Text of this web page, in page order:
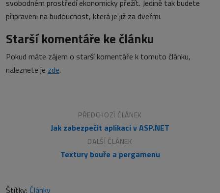
svobodném prostředí ekonomicky přežít. Jedině tak budete
připraveni na budoucnost, která je již za dveřmi.
Starší komentáře ke článku
Pokud máte zájem o starší komentáře k tomuto článku,
naleznete je zde.
PŘEDCHOZÍ ČLÁNEK
Jak zabezpečit aplikaci v ASP.NET
DALŠÍ ČLÁNEK
Textury bouře a pergamenu
Štítky: Články